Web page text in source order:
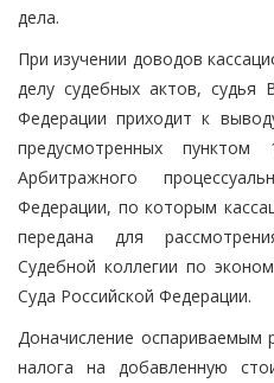
дела.
При изучении доводов
делу судебных актов, судья
Федерации приходит к
предусмотренных
Арбитражного
Федерации, по которым
передана для
Судебной коллегии по
Суда Российской Федерации.
Доначисление оспариваемым
налога на добавленную